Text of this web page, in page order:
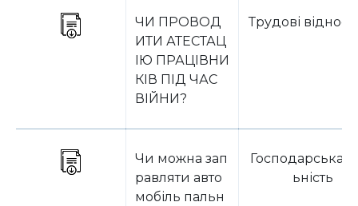
ЧИ ПРОВОД
ИТИ АТЕСТАЦ
ІЮ ПРАЦІВНИ
КІВ ПІД ЧАС
ВІЙНИ?
Трудові
Чи можна зап
равляти авто
мобіль пальн
Господарська
ьність